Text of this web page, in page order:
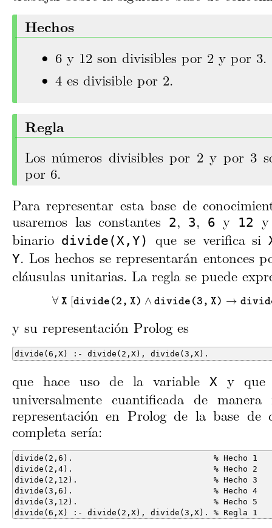
Hechos
6 y 12 son divisibles por 2 y por 3.
4 es divisible por 2.
Regla
Los números divisibles por 2 y por 3
por 6.
Para representar esta base de
usaremos las constantes 2, 3, 6 y 12
binario divide(X,Y) que se verifica si
Y. Los hechos se representarán entonces
cláusulas unitarias. La regla se puede
∀ X [divide ( 2 , X) ∧ divide (3 , X) → divid
∀ X [divid e(2 ,X)∧divide(3, X) →d ivide(6
y su representación Prolog es
divide(6,X) :- divide(2,X), divide(3,X).
que hace uso de la variable X
y que
universalmente cuantificada de
representación en Prolog de la base de
completa sería:
divide(6,X) :- divide(2,X), divide(3,X). % Regla 1